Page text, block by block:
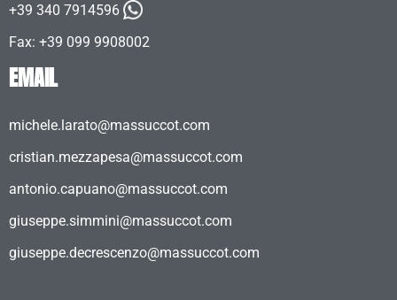
+39 340 7914596
Fax: +39 099 9908002
EMAIL
michele.larato@massuccot.com
cristian.mezzapesa@massuccot.com
antonio.capuano@massuccot.com
giuseppe.simmini@massuccot.com
giuseppe.decrescenzo@massuccot.com